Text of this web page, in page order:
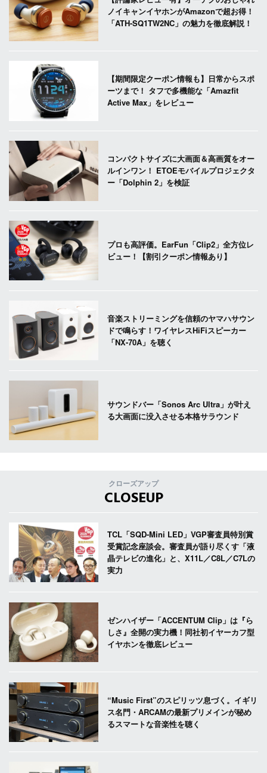
ノイキャンイヤホンがAmazonで超お得！
「ATH-SQ1TW2NC」の魅力を徹底解説！
【期間限定クーポン情報も】日常からスポ
ーツまで！ タフで多機能な「Amazfit
Active Max」をレビュー
コンパクトサイズに大画面＆高画質をオー
ルインワン！ ETOEモバイルプロジェクタ
ー「Dolphin 2」を検証
プロも高評価。EarFun「Clip2」全方位レ
ビュー！【割引クーポン情報あり】
音楽ストリーミングを信頼のヤマハサウン
ドで鳴らす！ワイヤレスHiFiスピーカー
「NX-70A」を聴く
サウンドバー「Sonos Arc Ultra」が叶え
る大画面に没入させる本格サラウンド
クローズアップ
CLOSEUP
TCL「SQD-Mini LED」VGP審査員特別賞
受賞記念座談会。審査員が語り尽くす「液
晶テレビの進化」と、X11L／C8L／C7Lの
実力
ゼンハイザー「ACCENTUM Clip」は『ら
しさ』全開の実力機！同社初イヤーカフ型
イヤホンを徹底レビュー
“Music First”のスピリッツ息づく。イギリ
ス名門・ARCAMの最新プリメインが秘め
るスマートな音楽性を聴く